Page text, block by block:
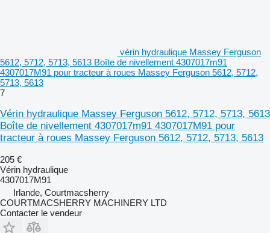
vérin hydraulique Massey Ferguson
5612, 5712, 5713, 5613 Boîte de nivellement 4307017m91
4307017M91 pour tracteur à roues Massey Ferguson 5612, 5712,
5713, 5613
7
Vérin hydraulique Massey Ferguson 5612, 5712, 5713, 5613
Boîte de nivellement 4307017m91 4307017M91 pour
tracteur à roues Massey Ferguson 5612, 5712, 5713, 5613
205 €
Vérin hydraulique
4307017M91
Irlande, Courtmacsherry
COURTMACSHERRY MACHINERY LTD
Contacter le vendeur